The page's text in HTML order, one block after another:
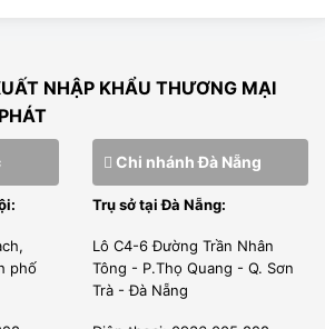
nghiệp
tiết kiệm chi phí hiệu quả
độ làm việc khác nhau, nhằm
nhập khẩu nguyên chiếc Inoksan
thể được tùy chỉnh và lập trình lại
dụng.
NHẬP KHẨU THƯƠNG MẠI
phố
Chi nhánh Đà Nẵng
Trụ sở tại Đà Nẵng:
Lô C4-6 Đường Trần Nhân
Tông - P.Thọ Quang - Q. Sơn
Trà - Đà Nẵng